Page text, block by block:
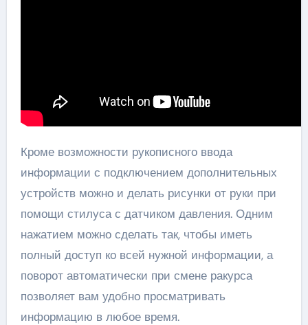
Кроме возможности рукописного ввода
информации с подключением дополнительных
устройств можно и делать рисунки от руки при
помощи стилуса с датчиком давления. Одним
нажатием можно сделать так, чтобы иметь
полный доступ ко всей нужной информации, а
поворот автоматически при смене ракурса
позволяет вам удобно просматривать
информацию в любое время.